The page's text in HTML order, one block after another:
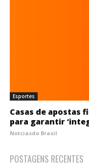
Esportes
Casas de apostas
para garantir
Notciasdo Brasil
POSTAGENS RECENTES